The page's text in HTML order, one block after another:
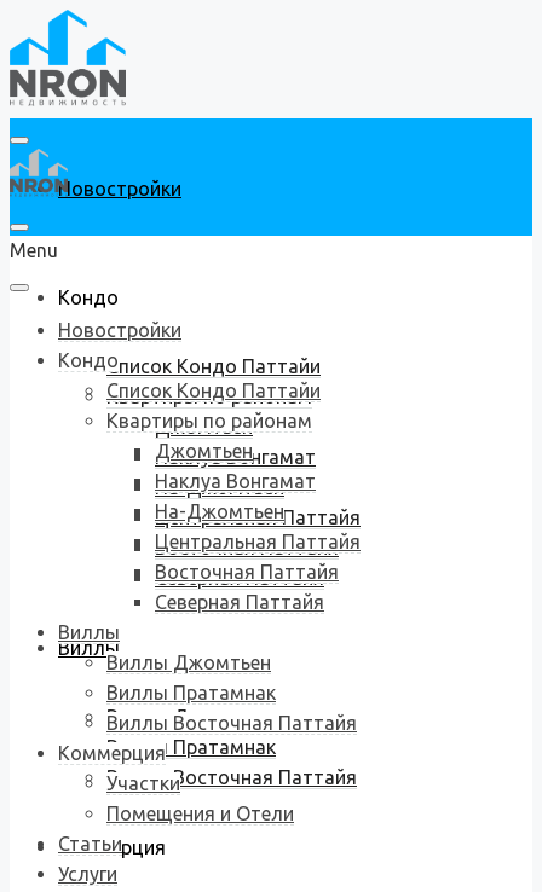
Новостройки
Кондо
Список Кондо Паттайи
Квартиры по районам
Джомтьен
Наклуа Вонгамат
На-Джомтьен
Центральная Паттайя
Восточная Паттайя
Северная Паттайя
Виллы
Виллы Джомтьен
Виллы Пратамнак
Виллы Восточная Паттайя
Коммерция
Menu
Новостройки
Кондо
Список Кондо Паттайи
Квартиры по районам
Джомтьен
Наклуа Вонгамат
На-Джомтьен
Центральная Паттайя
Восточная Паттайя
Северная Паттайя
Виллы
Виллы Джомтьен
Виллы Пратамнак
Виллы Восточная Паттайя
Коммерция
Участки
Помещения и Отели
Статьи
Услуги